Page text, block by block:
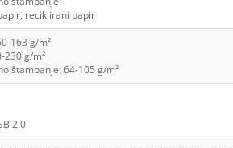
reciklirani papir
163 g/m²
230 g/m²
štampanje: 64-105 g/m²
2.0